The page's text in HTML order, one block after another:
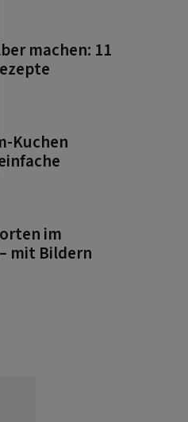
machen: 11
Kuchen
im
mit Bildern